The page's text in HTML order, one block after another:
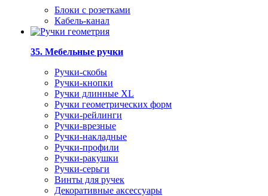
Блоки с розетками
Кабель-канал
35. Мебельные ручки
Ручки-скобы
Ручки-кнопки
Ручки длинные XL
Ручки геометрических форм
Ручки-рейлинги
Ручки-врезные
Ручки-накладные
Ручки-профили
Ручки-ракушки
Ручки-серьги
Винты для ручек
Декоративные аксессуары